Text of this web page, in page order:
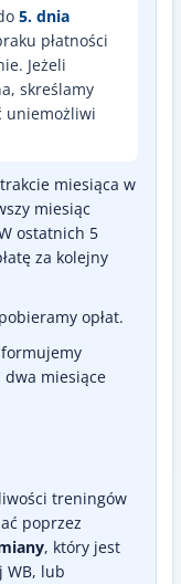
5. dnia
płatności
Jeżeli
skreślamy
uniemożliwi
miesiąca w
miesiąc
ostatnich 5
za kolejny
opłat.
miesiące
treningów
poprzez
, który jest
WB, lub